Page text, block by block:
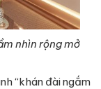
nhìn rộng mở
“khán đài ngắm